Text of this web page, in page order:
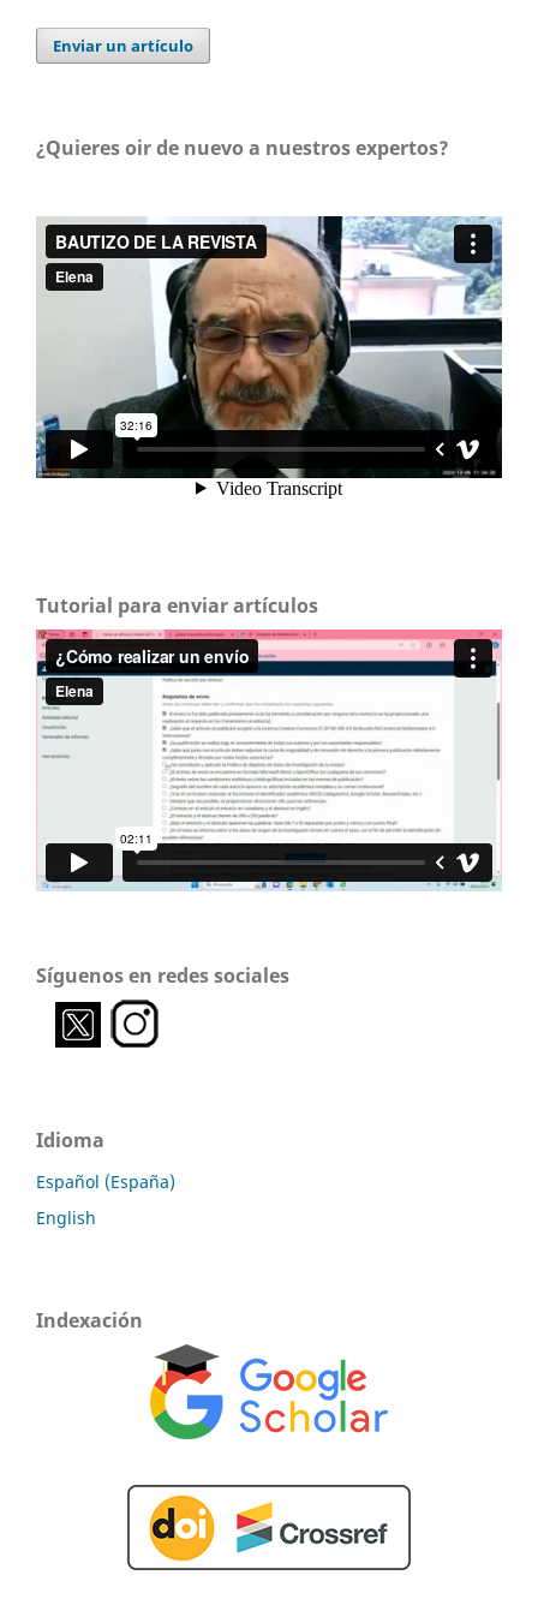
Enviar un artículo
¿Quieres oir de nuevo a nuestros expertos?
Tutorial para enviar artículos
Síguenos en redes sociales
Idioma
Español (España)
English
Indexación